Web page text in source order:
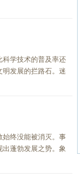
科学技术的普及率还
发展的拦路石。迷
始终没能被消灭。事
蓬勃发展之势。象